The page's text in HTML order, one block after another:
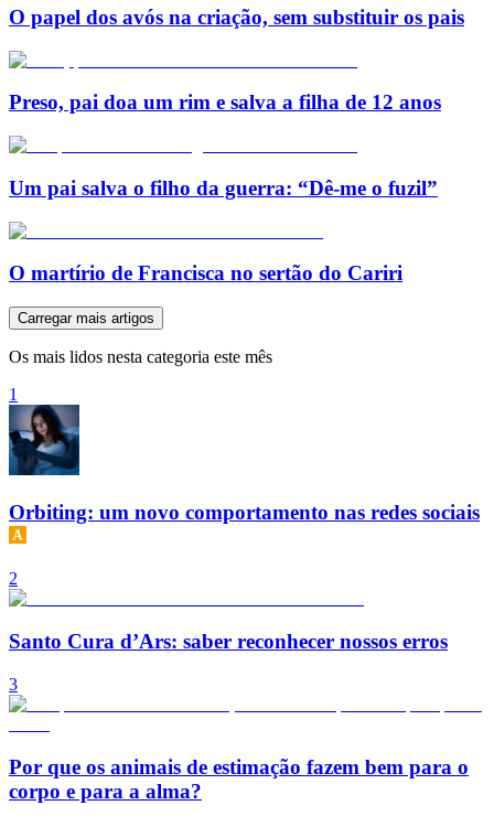
O papel dos avós na criação, sem substituir os pais
Preso, pai doa um rim e salva a filha de 12 anos
Um pai salva o filho da guerra: “Dê-me o fuzil”
O martírio de Francisca no sertão do Cariri
Carregar mais artigos
Os mais lidos nesta categoria este mês
1
Orbiting: um novo comportamento nas redes sociais
2
Santo Cura d’Ars: saber reconhecer nossos erros
3
Por que os animais de estimação fazem bem para o
corpo e para a alma?